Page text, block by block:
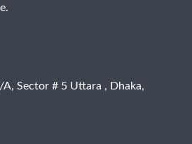
A, Sector # 5 Uttara , Dhaka,